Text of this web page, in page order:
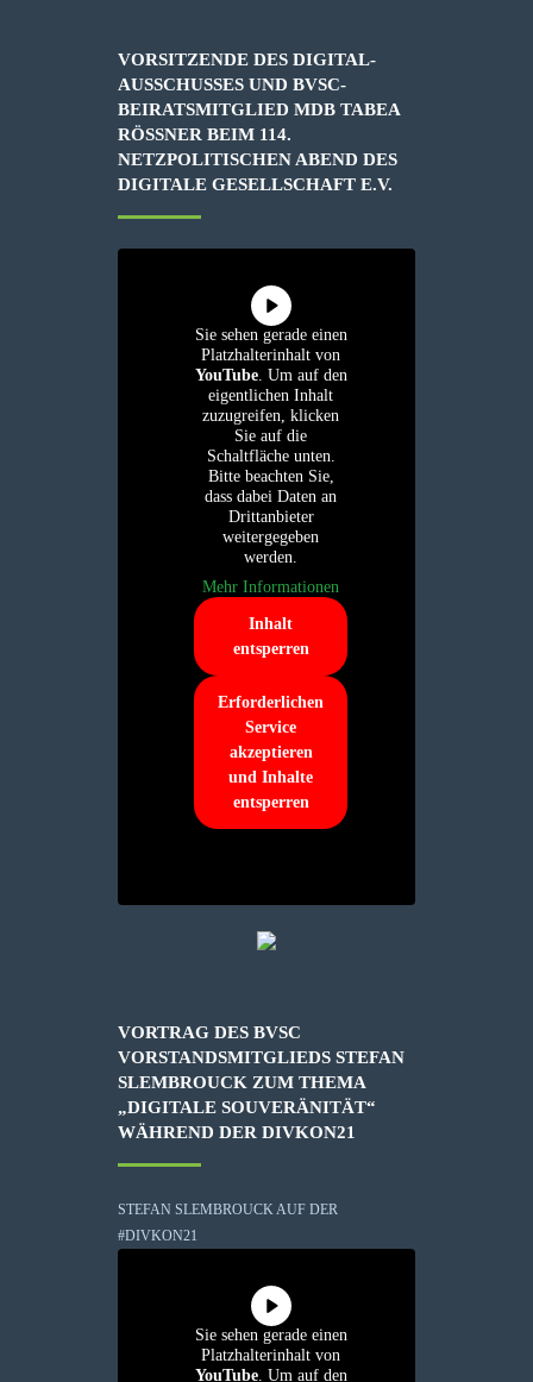
VORSITZENDE DES DIGITAL-
AUSSCHUSSES UND BVSC-
BEIRATSMITGLIED MDB TABEA
RÖSSNER BEIM 114. N
ETZPOLITISCHEN ABEND DES D
IGITALE GESELLSCHAFT E.V.
Sie sehen gerade einen
Platzhalterinhalt von
YouTube. Um auf den
eigentlichen Inhalt
zuzugreifen, klicken
Sie auf die
Schaltfläche unten.
Bitte beachten Sie,
dass dabei Daten an
Drittanbieter
weitergegeben
werden.
Mehr Informationen
Inhalt
entsperren
Erforderlichen
Service
akzeptieren
und Inhalte
entsperren
VORTRAG DES BVSC
VORSTANDSMITGLIEDS STEFAN
SLEMBROUCK ZUM THEMA
„DIGITALE SOUVERÄNITÄT“
WÄHREND DER DIVKON21
STEFAN SLEMBROUCK AUF DER
#DIVKON21
Sie sehen gerade einen
Platzhalterinhalt von
YouTube. Um auf den